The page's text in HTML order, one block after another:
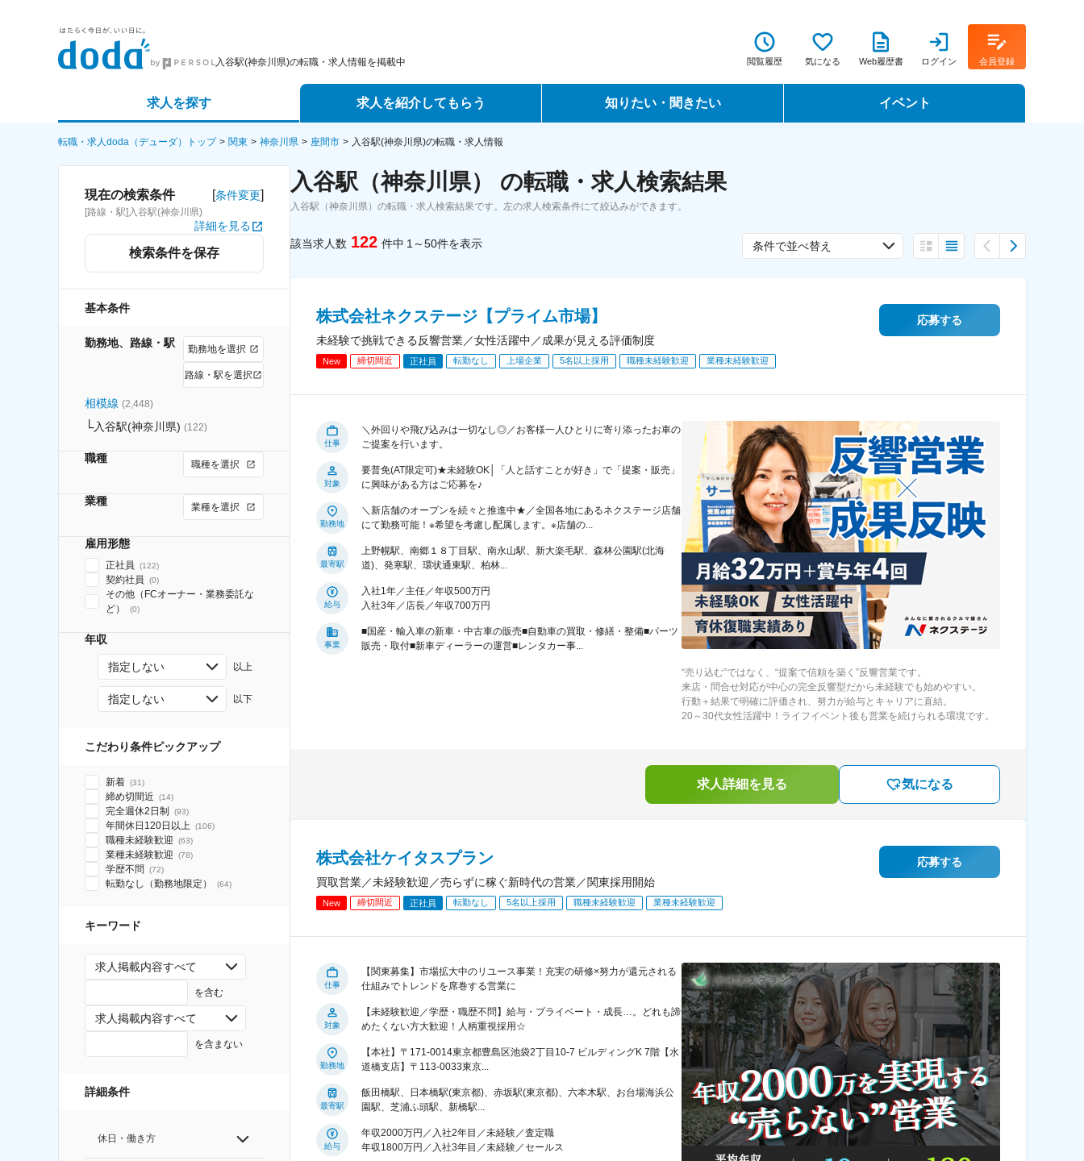
入谷駅(神奈川県)の転職・求人情報を掲載中 閲覧履歴 気になる Web履歴書 ログイン 会員登録
求人を探す
詳細条件から探す
求人特集から探す
求人を紹介してもらう
エージェントサービス
スカウトサービス
知りたい・聞きたい
データで見る転職
イベント
転職・求人doda（デューダ）トップ 関東 神奈川県 座間市 入谷駅(神奈川県)の転職・求人情報
現在の検索条件 [条件変更]
[路線・駅]入谷駅(神奈川県)
詳細を見る
検索条件を保存
基本条件
勤務地、路線・駅 勤務地を選択
路線・駅を選択
相模線 (2,448)
入谷駅(神奈川県) (122)
職種 職種を選択
業種 業種を選択
雇用形態
正社員 (122)
契約社員 (0)
その他（FCオーナー・業務委託な
ど）
(0)
年収
指定しない 以上
指定しない 以下
こだわり条件ピックアップ
新着 (31)
締め切間近 (14)
完全週休2日制 (93)
年間休日120日以上 (106)
職種未経験歓迎 (63)
業種未経験歓迎 (78)
学歴不問 (72)
転勤なし（勤務地限定） (64)
キーワード
求人掲載内容すべて
を含む
求人掲載内容すべて
を含まない
詳細条件
休日・働き方
入谷駅（神奈川県） の転職・求人検索結果
入谷駅（神奈川県）の転職・求人検索結果です。左の求人検索条件にて絞込みができます。
該当求人数 122 件中 1～50件を表示 条件で並べ替え
株式会社ネクステージ【プライム市場】
未経験で挑戦できる反響営業／女性活躍中／成果が見える評価制度
New 締切間近 正社員 転勤なし 上場企業 5名以上採用 職種未経験歓迎 業種未経験歓迎
応募する
仕事
＼外回りや飛び込みは一切なし◎／お客様一人ひとりに寄り添ったお車の
ご提案を行います。
対象
要普免(AT限定可)★未経験OK│「人と話すことが好き」で「提案・販売」
に興味がある方はご応募を♪
勤務地
＼新店舗のオープンを続々と推進中★／全国各地にあるネクステージ店舗
にて勤務可能！※希望を考慮し配属します。※店舗の...
最寄駅
上野幌駅、南郷１８丁目駅、南永山駅、新大楽毛駅、森林公園駅(北海
道)、発寒駅、環状通東駅、柏林...
給与
入社1年／主任／年収500万円
入社3年／店長／年収700万円
事業
■国産・輸入車の新車・中古車の販売■自動車の買取・修繕・整備■パーツ
販売・取付■新車ディーラーの運営■レンタカー事...
“売り込む”ではなく、“提案で信頼を築く”反響営業です。
来店・問合せ対応が中心の完全反響型だから未経験でも始めやすい。
行動＋結果で明確に評価され、努力が給与とキャリアに直結。
20～30代女性活躍中！ライフイベント後も営業を続けられる環境です。
求人詳細を見る 気になる
株式会社ケイタスプラン
買取営業／未経験歓迎／売らずに稼ぐ新時代の営業／関東採用開始
New 締切間近 正社員 転勤なし 5名以上採用 職種未経験歓迎 業種未経験歓迎
応募する
仕事
【関東募集】市場拡大中のリユース事業！充実の研修×努力が還元される
仕組みでトレンドを席巻する営業に
対象
【未経験歓迎／学歴・職歴不問】給与・プライベート・成長…。どれも諦
めたくない方大歓迎！人柄重視採用☆
勤務地
【本社】〒171-0014東京都豊島区池袋2丁目10-7 ビルディングK 7階【水
道橋支店】〒113-0033東京...
最寄駅
飯田橋駅、日本橋駅(東京都)、赤坂駅(東京都)、六本木駅、お台場海浜公
園駅、芝浦ふ頭駅、新橋駅...
給与
年収2000万円／入社2年目／未経験／査定職
年収1800万円／入社3年目／未経験／セールス